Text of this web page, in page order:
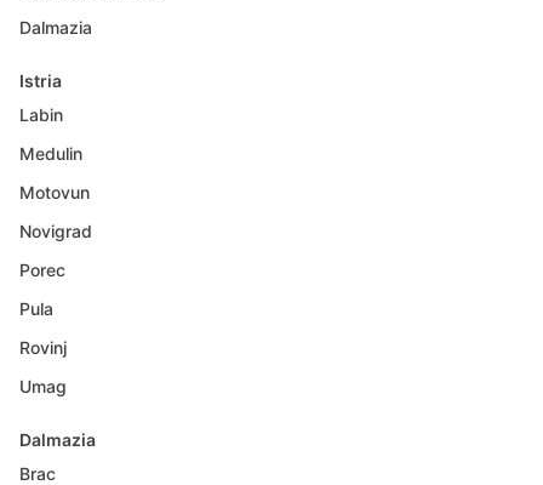
Dalmazia
Istria
Labin
Medulin
Motovun
Novigrad
Porec
Pula
Rovinj
Umag
Dalmazia
Brac